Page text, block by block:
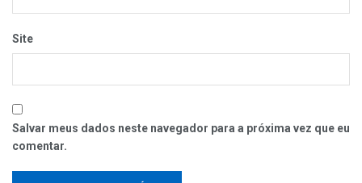
Site
Salvar meus dados neste navegador para a próxima vez que eu
comentar.